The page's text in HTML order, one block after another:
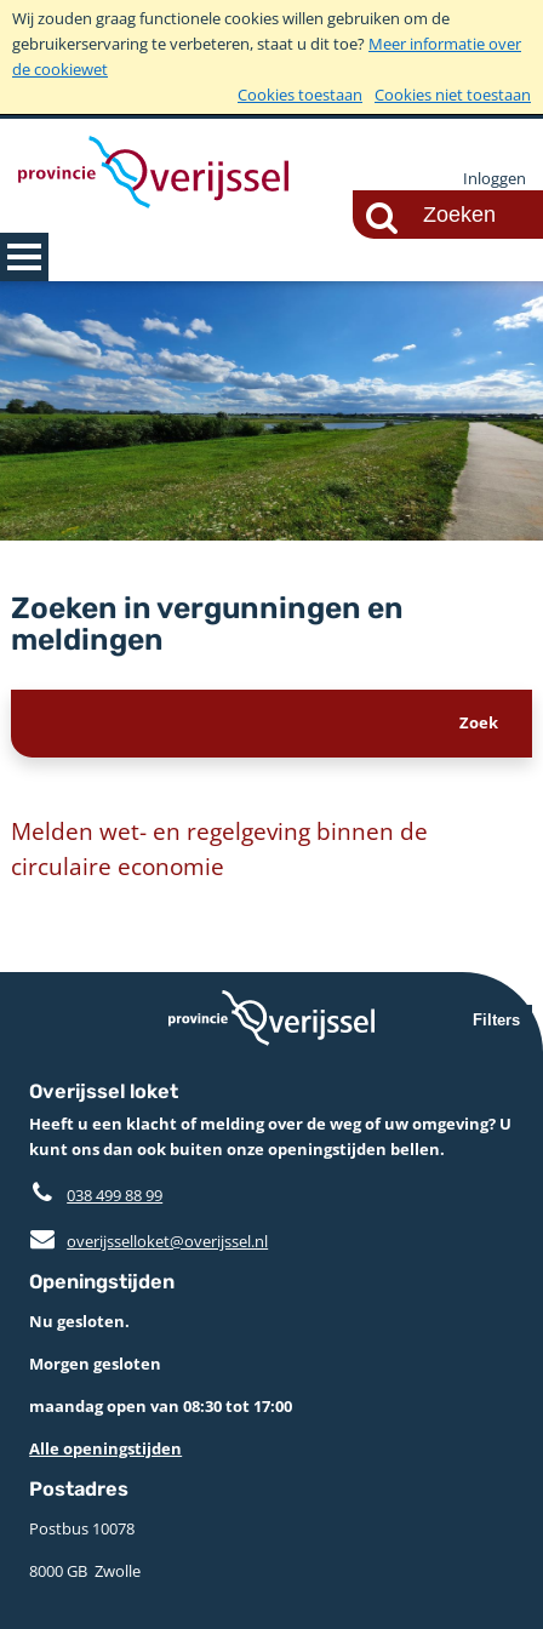
Wij zouden graag functionele cookies willen gebruiken om de
gebruikerservaring te verbeteren, staat u dit toe? Meer informatie over
de cookiewet
Cookies toestaan
Cookies niet toestaan
Inloggen
Zoeken in vergunningen en
meldingen
Melden wet- en regelgeving binnen de
circulaire economie
Filters
Overijssel loket
Heeft u een klacht of melding over de weg of uw omgeving? U
kunt ons dan ook buiten onze openingstijden bellen.
038 499 88 99
overijsselloket@overijssel.nl
Openingstijden
Nu gesloten.
Morgen gesloten
maandag open van 08:30 tot 17:00
Alle openingstijden
Postadres
Postbus 10078 ­
8000 GB ­ Zwolle